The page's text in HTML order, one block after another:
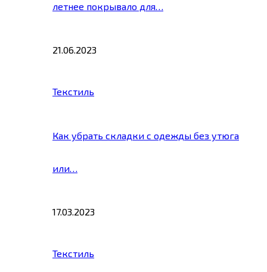
летнее покрывало для…
21.06.2023
Текстиль
Как убрать складки с одежды без утюга
или…
17.03.2023
Текстиль